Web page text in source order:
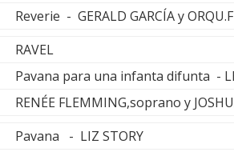
Reverie - GERALD GARCÍA y
RAVEL
Pavana para una infanta difunta -
RENÉE FLEMMING,soprano y
Pavana - LIZ STORY